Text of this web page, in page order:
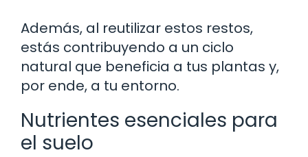
Además, al reutilizar estos restos,
estás contribuyendo a un ciclo
natural que beneficia a tus plantas y,
por ende, a tu entorno.
Nutrientes esenciales para
el suelo